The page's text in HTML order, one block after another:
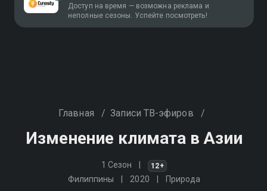
Доступ на время — возможна реклама и
неполные сезоны. Успейте посмотреть!
Главная / Записи ТВ-эфиров /
Изменение климата в Азии
1 Сезон 12+
Филиппины 2020 Природа